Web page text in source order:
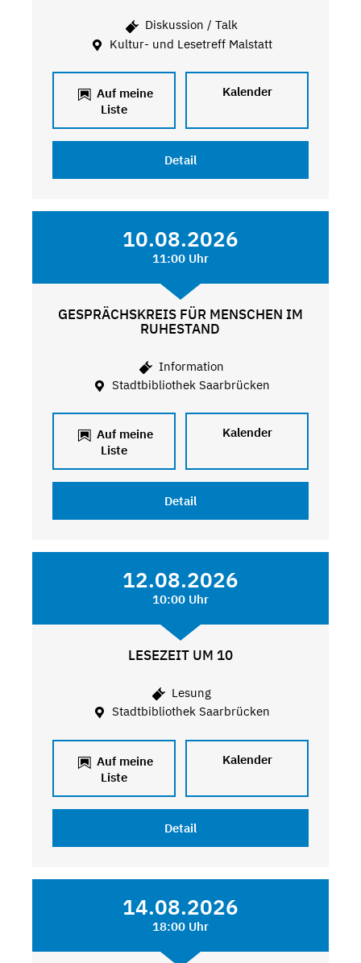
Diskussion / Talk
Kultur- und Lesetreff Malstatt
Auf meine
Liste
Kalender
Detail
10.08.2026
11:00 Uhr
GESPRÄCHSKREIS FÜR MENSCHEN IM
RUHESTAND
Information
Stadtbibliothek Saarbrücken
Auf meine
Liste
Kalender
Detail
12.08.2026
10:00 Uhr
LESEZEIT UM 10
Lesung
Stadtbibliothek Saarbrücken
Auf meine
Liste
Kalender
Detail
14.08.2026
18:00 Uhr